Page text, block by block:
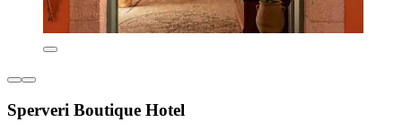
Sperveri Boutique Hotel